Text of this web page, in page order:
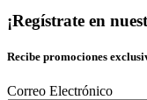
¡Regístrate en
Recibe promociones
Correo Electrónico